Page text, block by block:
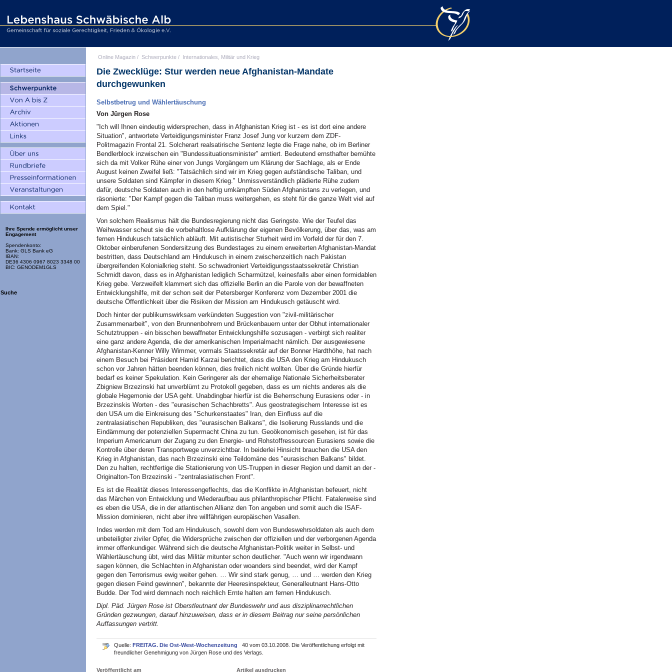
Ihre Spende ermöglicht unser
Engagement
Spendenkonto:
Bank: GLS Bank eG
IBAN:
DE36 4306 0967 8023 3348 00
BIC: GENODEM1GLS
Suche
Online Magazin / Schwerpunkte / Internationales, Militär und Krieg
Die Zwecklüge: Stur werden neue Afghanistan-Mandate
durchgewunken
Selbstbetrug und Wählertäuschung
Von Jürgen Rose
"Ich will Ihnen eindeutig widersprechen, dass in Afghanistan Krieg ist - es ist dort eine andere
Situation", antwortete Verteidigungsminister Franz Josef Jung vor kurzem dem ZDF-
Politmagazin Frontal 21. Solcherart realsatirische Sentenz legte die Frage nahe, ob im Berliner
Bendlerblock inzwischen ein "Bundessituationsminister" amtiert. Bedeutend ernsthafter bemühte
sich da mit Volker Rühe einer von Jungs Vorgängern um Klärung der Sachlage, als er Ende
August keinen Zweifel ließ: "Tatsächlich sind wir im Krieg gegen aufständische Taliban, und
unsere Soldaten sind Kämpfer in diesem Krieg." Unmissverständlich plädierte Rühe zudem
dafür, deutsche Soldaten auch in den heftig umkämpften Süden Afghanistans zu verlegen, und
räsonierte: "Der Kampf gegen die Taliban muss weitergehen, es steht für die ganze Welt viel auf
dem Spiel."
Von solchem Realismus hält die Bundesregierung nicht das Geringste. Wie der Teufel das
Weihwasser scheut sie die vorbehaltlose Aufklärung der eigenen Bevölkerung, über das, was am
fernen Hindukusch tatsächlich abläuft. Mit autistischer Sturheit wird im Vorfeld der für den 7.
Oktober einberufenen Sondersitzung des Bundestages zu einem erweiterten Afghanistan-Mandat
bestritten, dass Deutschland am Hindukusch in einem zwischenzeitlich nach Pakistan
übergreifenden Kolonialkrieg steht. So schwadroniert Verteidigungsstaatssekretär Christian
Schmidt davon, dass es in Afghanistan lediglich Scharmützel, keinesfalls aber einen formidablen
Krieg gebe. Verzweifelt klammert sich das offizielle Berlin an die Parole von der bewaffneten
Entwicklungshilfe, mit der schon seit der Petersberger Konferenz vom Dezember 2001 die
deutsche Öffentlichkeit über die Risiken der Mission am Hindukusch getäuscht wird.
Doch hinter der publikumswirksam verkündeten Suggestion von "zivil-militärischer
Zusammenarbeit", von den Brunnenbohrern und Brückenbauern unter der Obhut internationaler
Schutztruppen - ein bisschen bewaffneter Entwicklungshilfe sozusagen - verbirgt sich realiter
eine ganz andere Agenda, die der amerikanischen Imperialmacht nämlich. Der ausgewiesene
Afghanistan-Kenner Willy Wimmer, vormals Staatssekretär auf der Bonner Hardthöhe, hat nach
einem Besuch bei Präsident Hamid Karzai berichtet, dass die USA den Krieg am Hindukusch
schon vor Jahren hätten beenden können, dies freilich nicht wollten. Über die Gründe hierfür
bedarf es keiner Spekulation. Kein Geringerer als der ehemalige Nationale Sicherheitsberater
Zbigniew Brzezinski hat unverblümt zu Protokoll gegeben, dass es um nichts anderes als die
globale Hegemonie der USA geht. Unabdingbar hierfür ist die Beherrschung Eurasiens oder - in
Brzezinskis Worten - des "eurasischen Schachbretts". Aus geostrategischem Interesse ist es
den USA um die Einkreisung des "Schurkenstaates" Iran, den Einfluss auf die
zentralasiatischen Republiken, des "eurasischen Balkans", die Isolierung Russlands und die
Eindämmung der potenziellen Supermacht China zu tun. Geoökonomisch gesehen, ist für das
Imperium Americanum der Zugang zu den Energie- und Rohstoffressourcen Eurasiens sowie die
Kontrolle über deren Transportwege unverzichtbar. In beiderlei Hinsicht brauchen die USA den
Krieg in Afghanistan, das nach Brzezinski eine Teildomäne des "eurasischen Balkans" bildet.
Den zu halten, rechtfertige die Stationierung von US-Truppen in dieser Region und damit an der -
Originalton-Ton Brzezinski - "zentralasiatischen Front".
Es ist die Realität dieses Interessengeflechts, das die Konflikte in Afghanistan befeuert, nicht
das Märchen von Entwicklung und Wiederaufbau aus philanthropischer Pflicht. Fatalerweise sind
es eben die USA, die in der atlantischen Allianz den Ton angeben und somit auch die ISAF-
Mission dominieren, nicht aber ihre willfährigen europäischen Vasallen.
Indes werden mit dem Tod am Hindukusch, sowohl dem von Bundeswehrsoldaten als auch dem
unbeteiligter ziviler Opfer, die Widersprüche zwischen der offiziellen und der verborgenen Agenda
immer offenkundiger. Während sich die deutsche Afghanistan-Politik weiter in Selbst- und
Wählertäuschung übt, wird das Militär mitunter schon deutlicher. "Auch wenn wir irgendwann
sagen können, die Schlachten in Afghanistan oder woanders sind beendet, wird der Kampf
gegen den Terrorismus ewig weiter gehen. … Wir sind stark genug, … und … werden den Krieg
gegen diesen Feind gewinnen", bekannte der Heeresinspekteur, Generalleutnant Hans-Otto
Budde. Der Tod wird demnach noch reichlich Ernte halten am fernen Hindukusch.
Dipl. Päd. Jürgen Rose ist Oberstleutnant der Bundeswehr und aus disziplinarrechtlichen
Gründen gezwungen, darauf hinzuweisen, dass er in diesem Beitrag nur seine persönlichen
Auffassungen vertritt.
Quelle: FREITAG. Die Ost-West-Wochenzeitung
40 vom 03.10.2008. Die Veröffentlichung erfolgt mit
freundlicher Genehmigung von Jürgen Rose und des Verlags.
Veröffentlicht am Artikel ausdrucken